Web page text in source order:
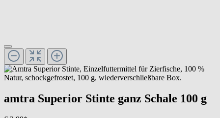
amtra Superior Stinte ganz Schale 100 g